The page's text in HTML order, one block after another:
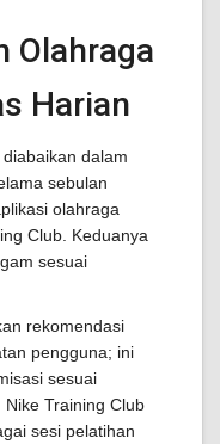
Olahraga
Harian
dalam
sebulan
olahraga
Club. Keduanya
sesuai
rekomendasi
pengguna; ini
sesuai
Training Club
sesi pelatihan